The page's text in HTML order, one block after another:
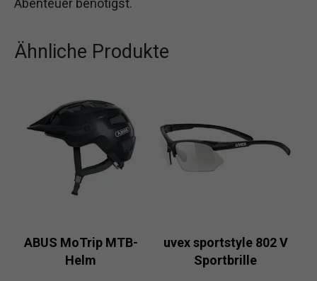
Abenteuer benötigst.
Ähnliche Produkte
ABUS MoTrip MTB-
Helm
uvex sportstyle 802 V
Sportbrille